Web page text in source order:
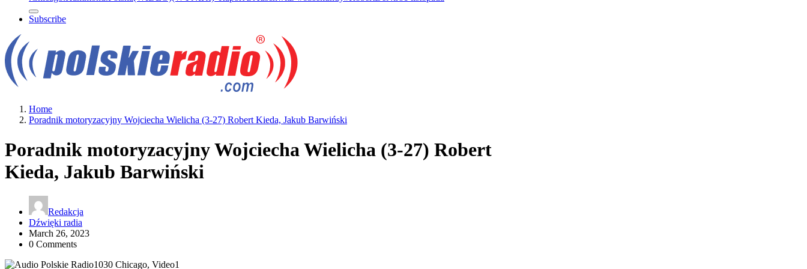
Subscribe
Home
Poradnik motoryzacyjny Wojciecha Wielicha (3-27) Robert Kieda, Jakub Barwiński
Poradnik motoryzacyjny Wojciecha Wielicha (3-27) Robert
Kieda, Jakub Barwiński
Redakcja
Dźwięki radia
March 26, 2023
0 Comments